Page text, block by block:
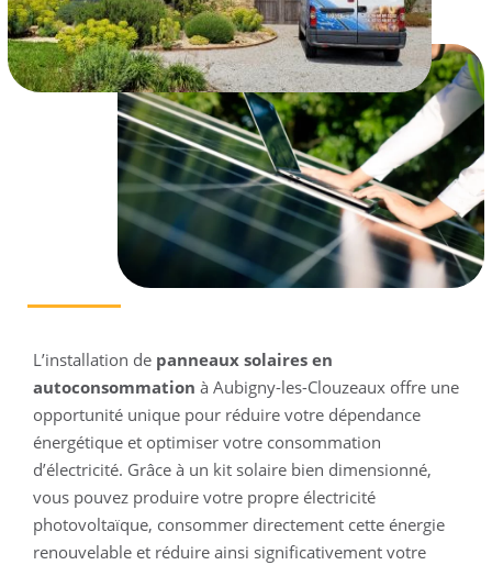
L’installation de panneaux solaires en
autoconsommation à Aubigny-les-Clouzeaux offre une
opportunité unique pour réduire votre dépendance
énergétique et optimiser votre consommation
d’électricité. Grâce à un kit solaire bien dimensionné,
vous pouvez produire votre propre électricité
photovoltaïque, consommer directement cette énergie
renouvelable et réduire ainsi significativement votre